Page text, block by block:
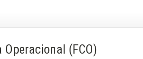
Operacional (FCO)